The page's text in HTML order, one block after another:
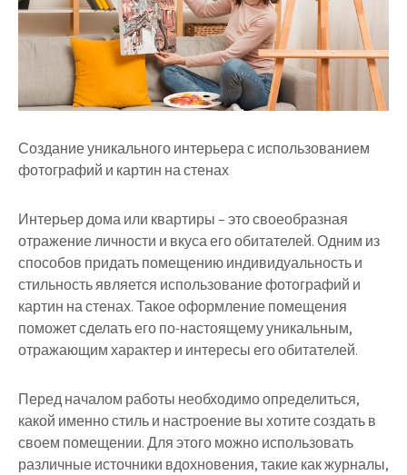
Создание уникального интерьера с использованием
фотографий и картин на стенах
Интерьер дома или квартиры – это своеобразная
отражение личности и вкуса его обитателей. Одним из
способов придать помещению индивидуальность и
стильность является использование фотографий и
картин на стенах. Такое оформление помещения
поможет сделать его по-настоящему уникальным,
отражающим характер и интересы его обитателей.
Перед началом работы необходимо определиться,
какой именно стиль и настроение вы хотите создать в
своем помещении. Для этого можно использовать
различные источники вдохновения, такие как журналы,